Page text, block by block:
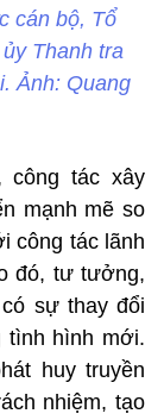
cán bộ, Tổ
Thanh tra
Ảnh: Quang
công tác xây
mạnh mẽ so
công tác lãnh
đó, tư tưởng,
sự thay đổi
tình hình mới.
huy truyền
nhiệm, tạo